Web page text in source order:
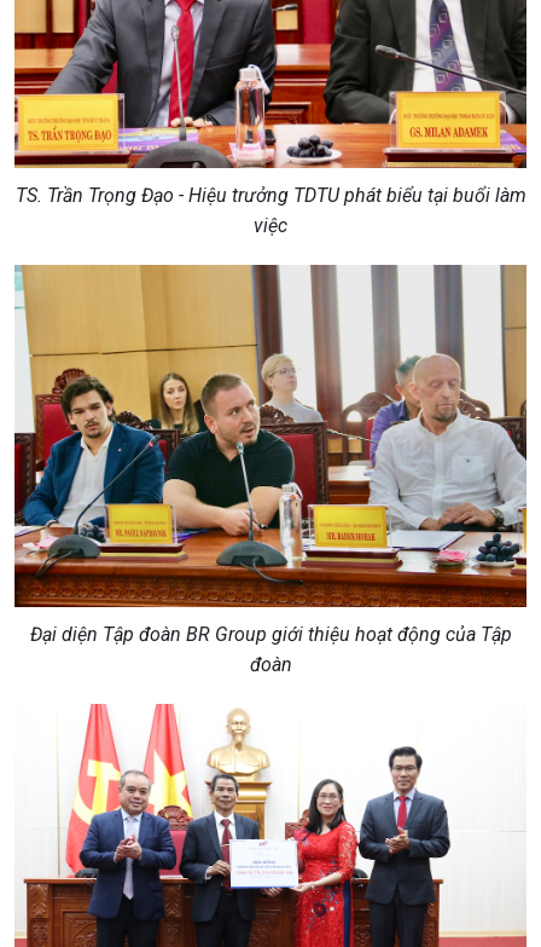
TS. Trần Trọng Đạo - Hiệu trưởng TDTU phát biểu tại buổi làm
việc
Đại diện Tập đoàn BR Group giới thiệu hoạt động của Tập
đoàn